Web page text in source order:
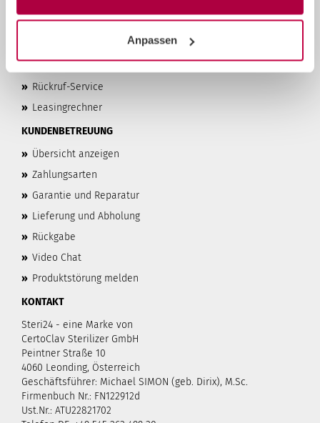
Anpassen
»Kontakt & Über uns
Versand- & Zahlungsbedingungen
» Rückruf-Service
» Leasingrechner
KUNDENBETREUUNG
» Übersicht anzeigen
» Zahlungsarten
» Garantie und Reparatur
» Lieferung und Abholung
» Rückgabe
» Video Chat
» Produktstörung melden
KONTAKT
Steri24 - eine Marke von
CertoClav Sterilizer GmbH
Peintner Straße 10
4060 Leonding, Österreich
Geschäftsführer: Michael SIMON (geb. Dirix), M.Sc.
Firmenbuch Nr.: FN122912d
Ust.Nr.: ATU22821702